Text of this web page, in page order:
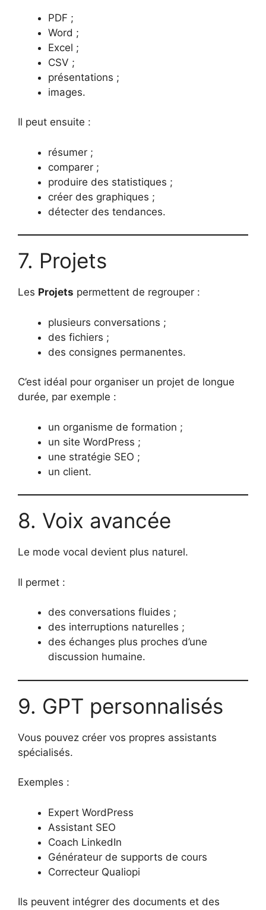
PDF ;
Word ;
Excel ;
CSV ;
présentations ;
images.
Il peut ensuite :
résumer ;
comparer ;
produire des statistiques ;
créer des graphiques ;
détecter des tendances.
7. Projets
Les Projets permettent de regrouper :
plusieurs conversations ;
des fichiers ;
des consignes permanentes.
C’est idéal pour organiser un projet de longue
durée, par exemple :
un organisme de formation ;
un site WordPress ;
une stratégie SEO ;
un client.
8. Voix avancée
Le mode vocal devient plus naturel.
Il permet :
des conversations fluides ;
des interruptions naturelles ;
des échanges plus proches d’une
discussion humaine.
9. GPT personnalisés
Vous pouvez créer vos propres assistants
spécialisés.
Exemples :
Expert WordPress
Assistant SEO
Coach LinkedIn
Générateur de supports de cours
Correcteur Qualiopi
Ils peuvent intégrer des documents et des